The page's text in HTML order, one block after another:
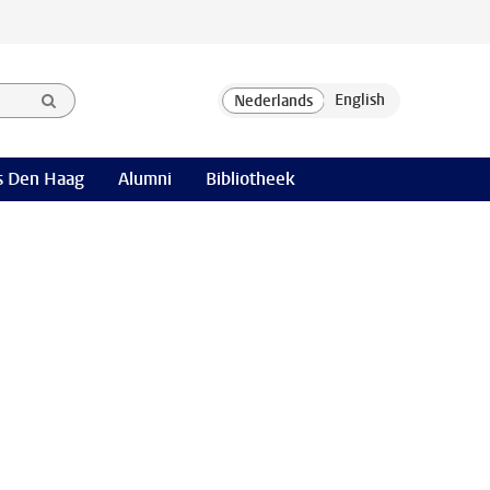
Den Haag Alumni Bibliotheek